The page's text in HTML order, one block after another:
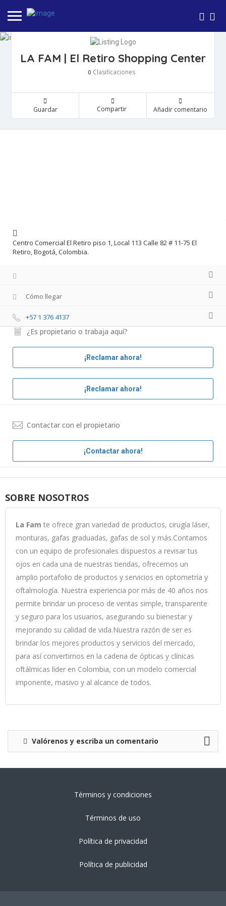
LA FAM | El Retiro Shopping Center
0 Clasificaciones
Guardar Compartir Añadir comentario
Centro Comercial El Retiro piso 1, Local 113 Calle 82 # 11-75 El
Retiro, Bogotá, Colombia.
Cómo llegar
+57 1 376 4137
¿Es propietario o trabaja aquí?
¡Reclamar ahora!
¡Reclamar ahora!
Contactar con el propietario
¡Contactar ahora!
SOBRE NOSOTROS
La Fam te ofrece gran variedad de productos, cirugía láser,
monturas, gafas graduadas, gafas de sol y más.Contamos
con un equipo de profesionales dispuestos a revisar tus
ojos en cada una de nuestras tiendas, ofrecemos un
amplio portafolio de productos y servicios en optometría y
oftalmología. Nuestra experiencia por más de 40 años nos
permite brindar un proceso de ventas simple, transparente
y seguro para los usuarios, asegurando su bienestar y
mejorando su calidad de vida.Nuestra razón de ser es
brindar los mejores productos y servicios del mercado,
para así convertirnos en la cadena de ópticas y clínicas
oftálmicas líder en Colombia, con un modelo comercial
imponente, masivo y al alcance de todos.
Valórenos y escriba un comentario
Términos y condiciones
Términos de uso
Política de privacidad
Política de publicidad